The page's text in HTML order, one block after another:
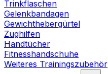
Trinkflaschen
Gelenkbandagen
Gewichthebergürtel
Zughilfen
Handtücher
Fitnesshandschuhe
Weiteres Trainingszubehör